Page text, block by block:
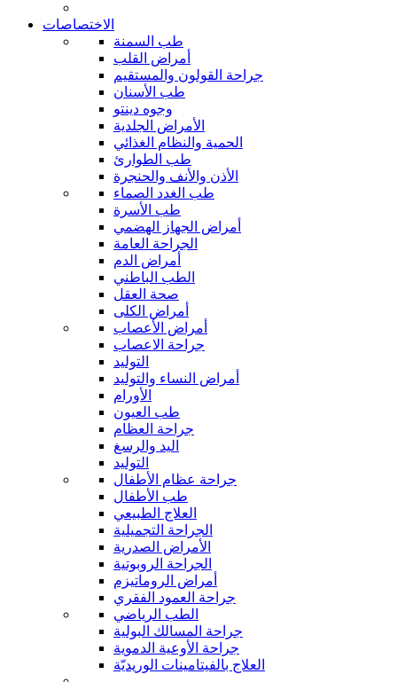
الاختصاصات
طب السمنة
أمراض القلب
جراحة القولون والمستقيم
طب الأسنان
وجوه دينتو
الأمراض الجلدية
الحمية والنظام الغذائي
طب الطوارئ
الأذن والأنف والحنجرة
طب الغدد الصماء
طب الأسرة
أمراض الجهاز الهضمي
الجراحة العامة
أمراض الدم
الطب الباطني
صحة العقل
أمراض الكلى
أمراض الأعصاب
جراحة الاعصاب
التوليد
أمراض النساء والتوليد
الأورام
طب العيون
جراحة العظام
اليد والرسغ
التوليد
جراحة عظام الأطفال
طب الأطفال
العلاج الطبيعي
الجراحة التجميلية
الأمراض الصدرية
الجراحة الروبوتية
أمراض الروماتيزم
جراحة العمود الفقري
الطب الرياضي
جراحة المسالك البولية
جراحة الأوعية الدموية
العلاج بالفيتامينات الوريديّة